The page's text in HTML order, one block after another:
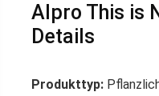
Alpro This is
Details
Produkttyp: